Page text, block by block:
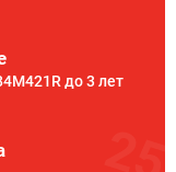
до 3 лет